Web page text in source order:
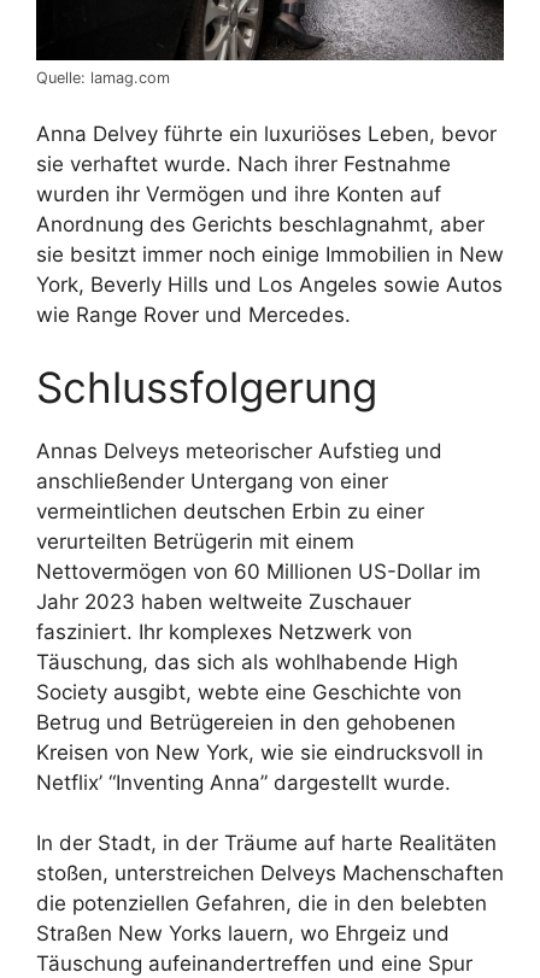
Quelle: lamag.com
Anna Delvey führte ein luxuriöses Leben, bevor
sie verhaftet wurde. Nach ihrer Festnahme
wurden ihr Vermögen und ihre Konten auf
Anordnung des Gerichts beschlagnahmt, aber
sie besitzt immer noch einige Immobilien in New
York, Beverly Hills und Los Angeles sowie Autos
wie Range Rover und Mercedes.
Schlussfolgerung
Annas Delveys meteorischer Aufstieg und
anschließender Untergang von einer
vermeintlichen deutschen Erbin zu einer
verurteilten Betrügerin mit einem
Nettovermögen von 60 Millionen US-Dollar im
Jahr 2023 haben weltweite Zuschauer
fasziniert. Ihr komplexes Netzwerk von
Täuschung, das sich als wohlhabende High
Society ausgibt, webte eine Geschichte von
Betrug und Betrügereien in den gehobenen
Kreisen von New York, wie sie eindrucksvoll in
Netflix’ “Inventing Anna” dargestellt wurde.
In der Stadt, in der Träume auf harte Realitäten
stoßen, unterstreichen Delveys Machenschaften
die potenziellen Gefahren, die in den belebten
Straßen New Yorks lauern, wo Ehrgeiz und
Täuschung aufeinandertreffen und eine Spur